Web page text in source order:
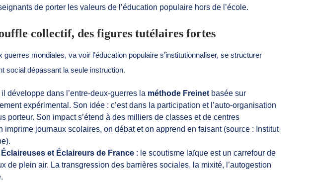
de porter les valeurs de l’éducation populaire hors de l’école.
collectif, des figures tutélaires fortes
mondiales, va voir l’éducation populaire s’institutionnaliser, se structurer
social dépassant la seule instruction.
il développe dans l’entre-deux-guerres la méthode Freinet basée sur
expérimental. Son idée : c’est dans la participation et l’auto-organisation
porteur. Son impact s’étend à des milliers de classes et de centres
imprime journaux scolaires, on débat et on apprend en faisant (source : Institut
Éclaireuses et Éclaireurs de France : le scoutisme laïque est un carrefour de
de plein air. La transgression des barrières sociales, la mixité, l’autogestion